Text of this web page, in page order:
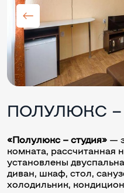
ПОЛУЛЮКС –
«Полулюкс – студия» —
комната, рассчитанная
установлены
диван, шкаф, стол,
холодильник,